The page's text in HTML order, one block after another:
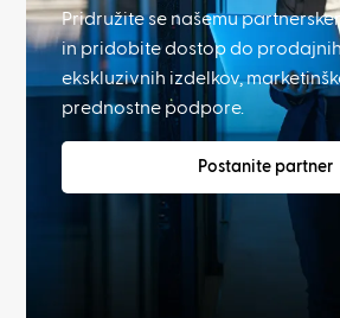
Pridružite se našemu
in pridobite dostop do
ekskluzivnih izdelkov,
prednostne podpore.
Postanite partner